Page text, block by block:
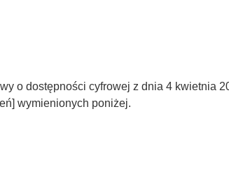
o dostępności cyfrowej z dnia 4 kwietnia
wymienionych poniżej.